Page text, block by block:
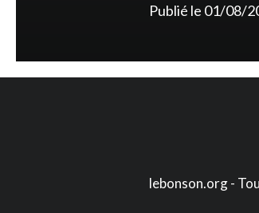
Publié le 01/08/
lebonson.org -